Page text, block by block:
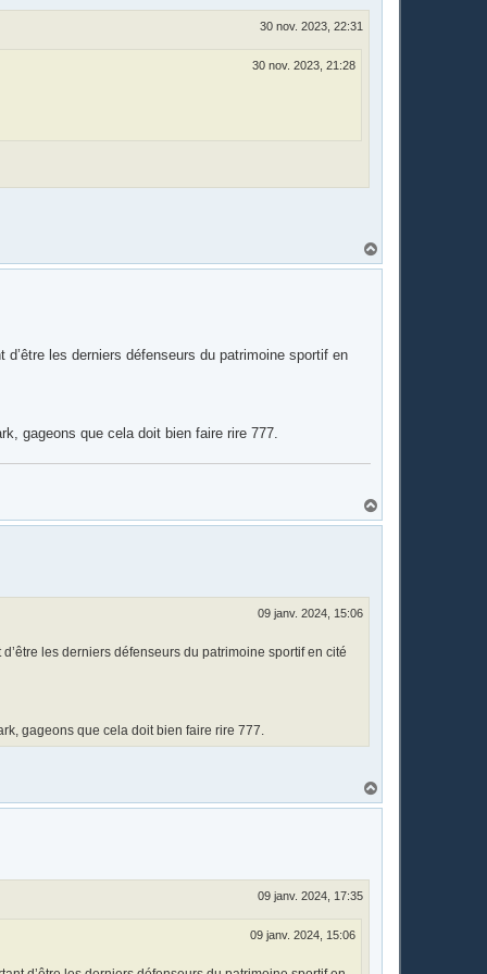
30 nov. 2023, 22:31
30 nov. 2023, 21:28
a
les derniers défenseurs du patrimoine sportif en
gageons que cela doit bien faire rire 777.
a
09 janv. 2024, 15:06
les derniers défenseurs du patrimoine sportif en cité
gageons que cela doit bien faire rire 777.
a
09 janv. 2024, 17:35
09 janv. 2024, 15:06